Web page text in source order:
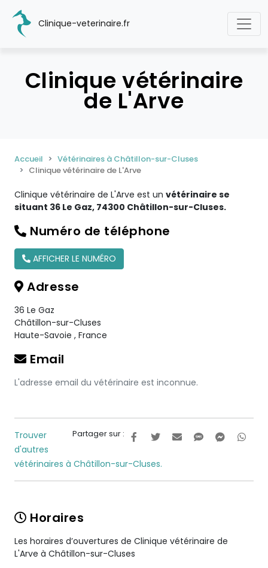
Clinique-veterinaire.fr
Clinique vétérinaire
de L'Arve
Accueil
Vétérinaires à Châtillon-sur-Cluses
Clinique vétérinaire de L'Arve
Clinique vétérinaire de L'Arve est un vétérinaire se
situant 36 Le Gaz, 74300 Châtillon-sur-Cluses.
Numéro de téléphone
AFFICHER LE NUMÉRO
Adresse
36 Le Gaz
Châtillon-sur-Cluses
Haute-Savoie , France
Email
L'adresse email du vétérinaire est inconnue.
Partager sur :
Trouver
d'autres
vétérinaires à Châtillon-sur-Cluses.
Horaires
Les horaires d’ouvertures de Clinique vétérinaire de
L'Arve à Châtillon-sur-Cluses